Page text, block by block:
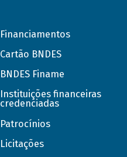
Financiamentos
Cartão BNDES
BNDES Finame
Instituições financeiras
credenciadas
Patrocínios
Licitações